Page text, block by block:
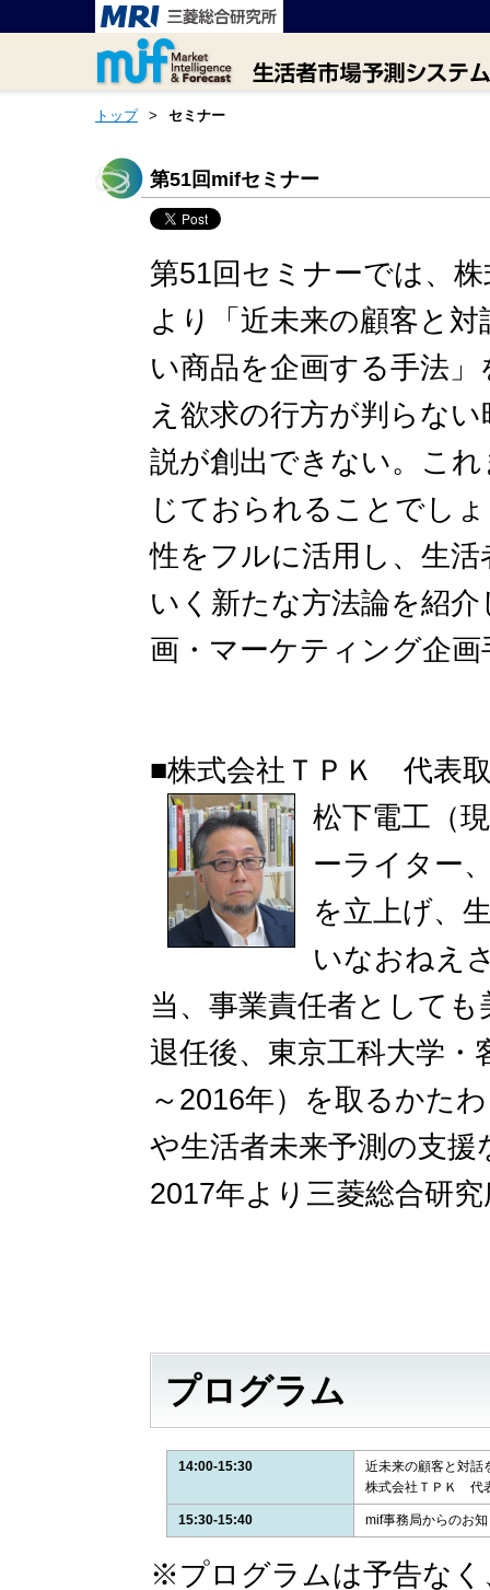
トップ > セミナー
第51回mifセミナー
第51回セミナーでは、
より「近未来の顧客と
い商品を企画する手法
え欲求の行方が判らな
説が創出できない。こ
じておられることでし
性をフルに活用し、生
いく新たな方法論を紹
画・マーケティング企
■株式会社ＴＰＫ 代表
松下電工（
ーライター
を立上げ、
いなおねえ
当、事業責任者として
退任後、東京工科大学・
～2016年）を取るかた
や生活者未来予測の支
2017年より三菱総合研
プログラム
14:00-15:30
近未来の顧客と対話
株式会社ＴＰＫ 代
15:30-15:40 mif事務局からのお
※プログラムは予告な